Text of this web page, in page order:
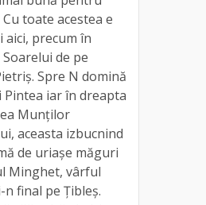
toate acestea e
aici, precum în
de pe
Spre N domină
Pintea iar în dreapta
Munților
aceasta izbucnind
de uriașe măguri
Minghet, vârful
n final pe Țibleș.